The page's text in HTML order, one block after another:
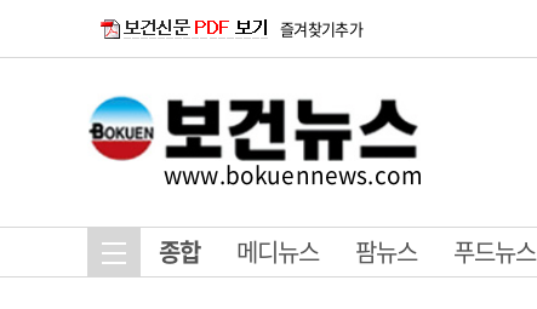
즐겨찾기추가
www.bokuennews.com
종합 메디뉴스 팜뉴스 푸드뉴스